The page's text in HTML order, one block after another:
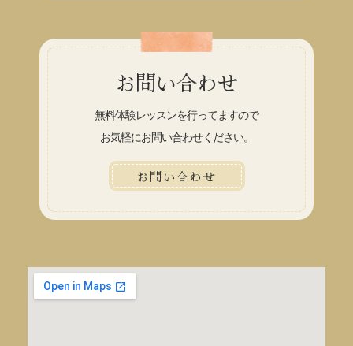
お問い合わせ
無料体験レッスンを行ってますので
お気軽にお問い合わせください。
お問い合わせ